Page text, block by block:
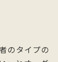
のタイプの